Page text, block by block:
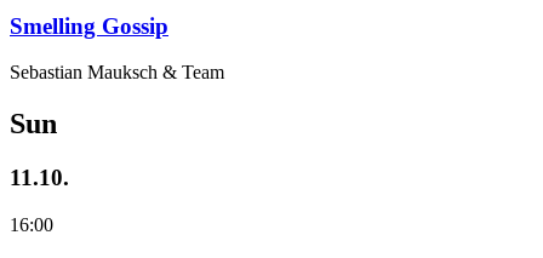
Smelling Gossip
Sebastian Mauksch & Team
Sun
11.10.
16:00